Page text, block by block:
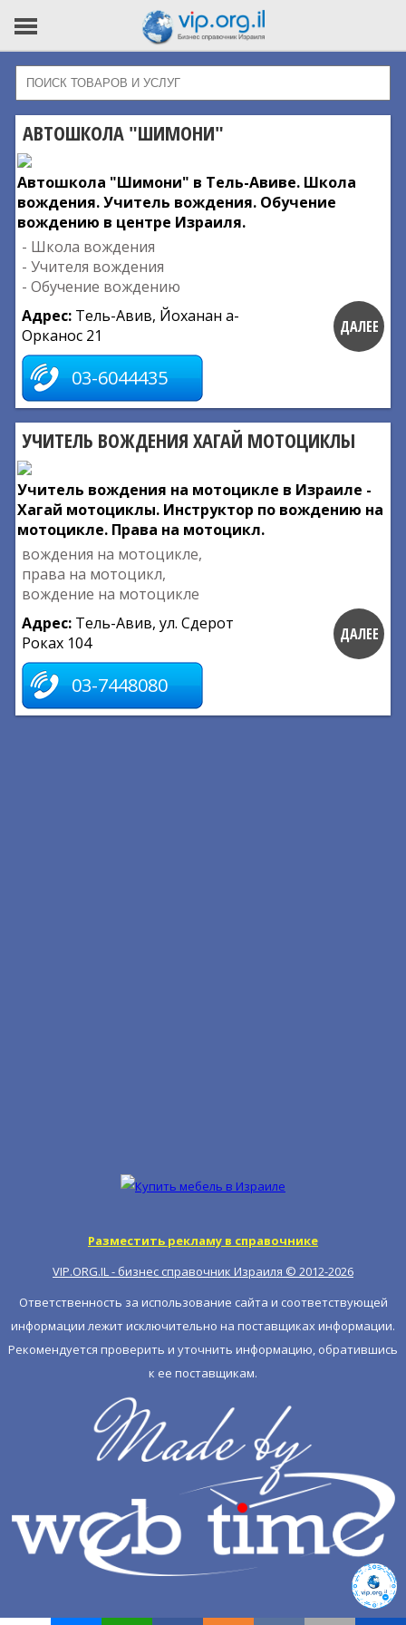
АВТОШКОЛА "ШИМОНИ"
Автошкола "Шимони" в Тель-Авиве. Школа
вождения. Учитель вождения. Обучение
вождению в центре Израиля.
- Школа вождения
- Учителя вождения
- Обучение вождению
Адрес: Тель-Авив, Йоханан а-
Орканос 21
03-6044435
ДАЛЕЕ
УЧИТЕЛЬ ВОЖДЕНИЯ ХАГАЙ МОТОЦИКЛЫ
Учитель вождения на мотоцикле в Израиле -
Хагай мотоциклы. Инструктор по вождению на
мотоцикле. Права на мотоцикл.
вождения на мотоцикле,
права на мотоцикл,
вождение на мотоцикле
Адрес: Тель-Авив, ул. Сдерот
Роках 104
03-7448080
ДАЛЕЕ
Разместить рекламу в справочнике
VIP.ORG.IL - бизнес справочник Израиля © 2012-2026
Ответственность за использование сайта и соответствующей
информации лежит исключительно на поставщиках информации.
Рекомендуется проверить и уточнить информацию, обратившись
к ее поставщикам.